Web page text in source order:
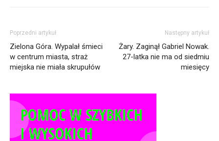
Poprzedni artykuł
Zielona Góra. Wypalał śmieci
w centrum miasta, straż
miejska nie miała skrupułów
Następny artykuł
Żary. Zaginął Gabriel Nowak.
27-latka nie ma od siedmiu
miesięcy